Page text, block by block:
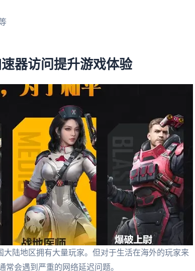
器访问提升游戏体验
陆地区拥有大量玩家。但对于生活在海外的玩家来
常会遇到严重的网络延迟问题。